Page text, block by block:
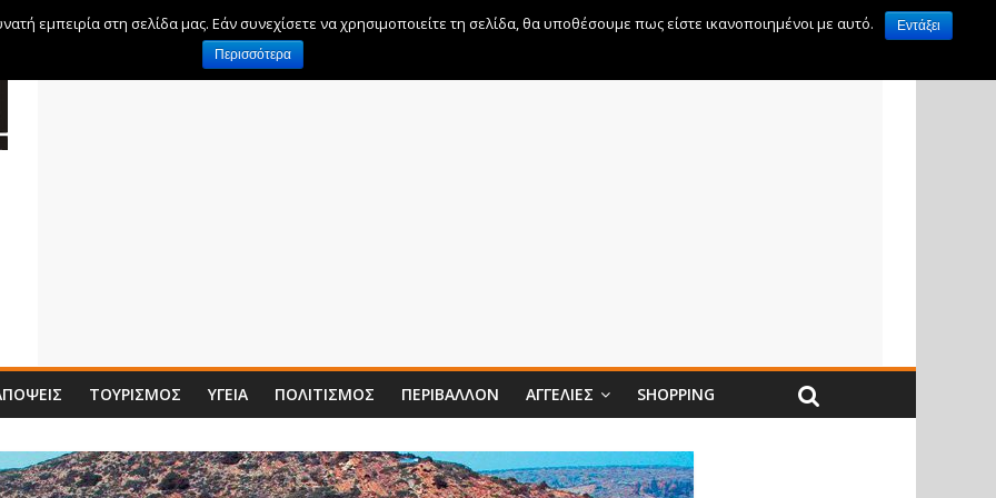
ΤΟΥΡΙΣΜΌΣ ΥΓΕΊΑ ΠΟΛΙΤΙΣΜΌΣ ΠΕΡΙΒΆΛΛΟΝ ΑΓΓΕΛΊΕΣ SHOPPING
εμπειρία στη σελίδα μας. Εάν συνεχίσετε να χρησιμοποιείτε τη σελίδα, θα υποθέσουμε πως είστε ικανοποιημένοι με αυτό.
Εντάξει
Περισσότερα